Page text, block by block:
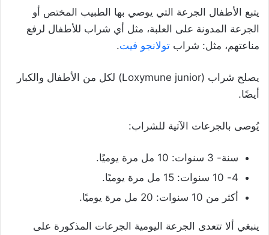
يتبع الأطفال الجرعة التي يوصي بها الطبيب المختص أو
الجرعة المدونة على العلبة، مثل أي شراب للأطفال لرفع
مناعتهم، مثل: شراب تولانجو فيت.
يصلح شراب (Loxymune junior) لكل من الأطفال والكبار
أيضًا.
يُوصى بالجرعات الآتية للشراب:
سنة- 3 سنوات: 10 مل مرة يوميًا.
4- 10 سنوات: 15 مل مرة يوميًا.
أكثر من 10 سنوات: 20 مل مرة يوميًا.
ينبغي ألا تتعدى الجرعة اليومية الجرعات المذكورة على